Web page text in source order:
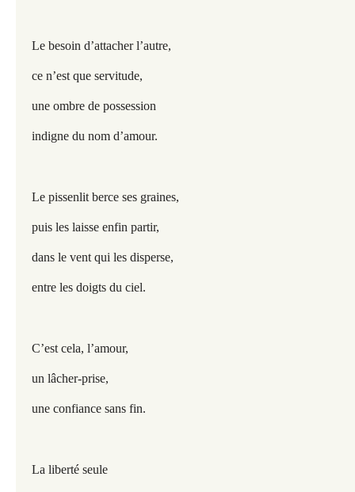
Le besoin d’attacher l’autre,
ce n’est que servitude,
une ombre de possession
indigne du nom d’amour.
Le pissenlit berce ses graines,
puis les laisse enfin partir,
dans le vent qui les disperse,
entre les doigts du ciel.
C’est cela, l’amour,
un lâcher-prise,
une confiance sans fin.
La liberté seule